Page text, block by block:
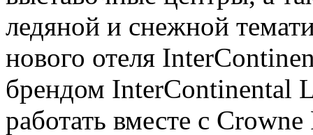
ледяной и снежной
нового отеля
брендом InterContinental
работать вместе с